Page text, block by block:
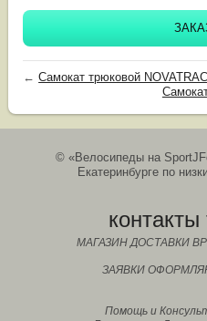
←Самокат трюковой
© «Велосипеды на
Екатеринбурге по
МАГАЗИН ДОСТАВКИ
ЗАЯВКИ
Помощь и